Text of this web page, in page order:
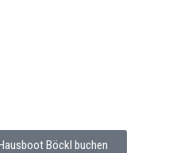
Böckl buchen